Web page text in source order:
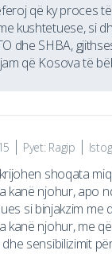
që ky proces
kushtetuese, si
dhe SHBA,
që Kosova të
Pyet: Ragip Istog
shoqata
kanë njohur, apo
si binjakzim me
kanë njohur, me
sensibilizimit